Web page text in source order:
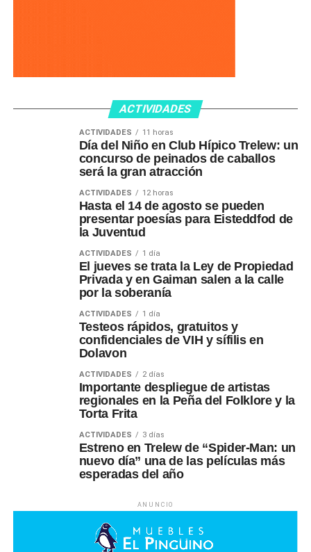
ACTIVIDADES
ACTIVIDADES 11 horas
Día del Niño en Club Hípico Trelew: un
concurso de peinados de caballos
será la gran atracción
ACTIVIDADES 12 horas
Hasta el 14 de agosto se pueden
presentar poesías para Eisteddfod de
la Juventud
ACTIVIDADES 1 día
El jueves se trata la Ley de Propiedad
Privada y en Gaiman salen a la calle
por la soberanía
ACTIVIDADES 1 día
Testeos rápidos, gratuitos y
confidenciales de VIH y sífilis en
Dolavon
ACTIVIDADES 2 días
Importante despliegue de artistas
regionales en la Peña del Folklore y la
Torta Frita
ACTIVIDADES 3 días
Estreno en Trelew de “Spider-Man: un
nuevo día” una de las películas más
esperadas del año
ANUNCIO